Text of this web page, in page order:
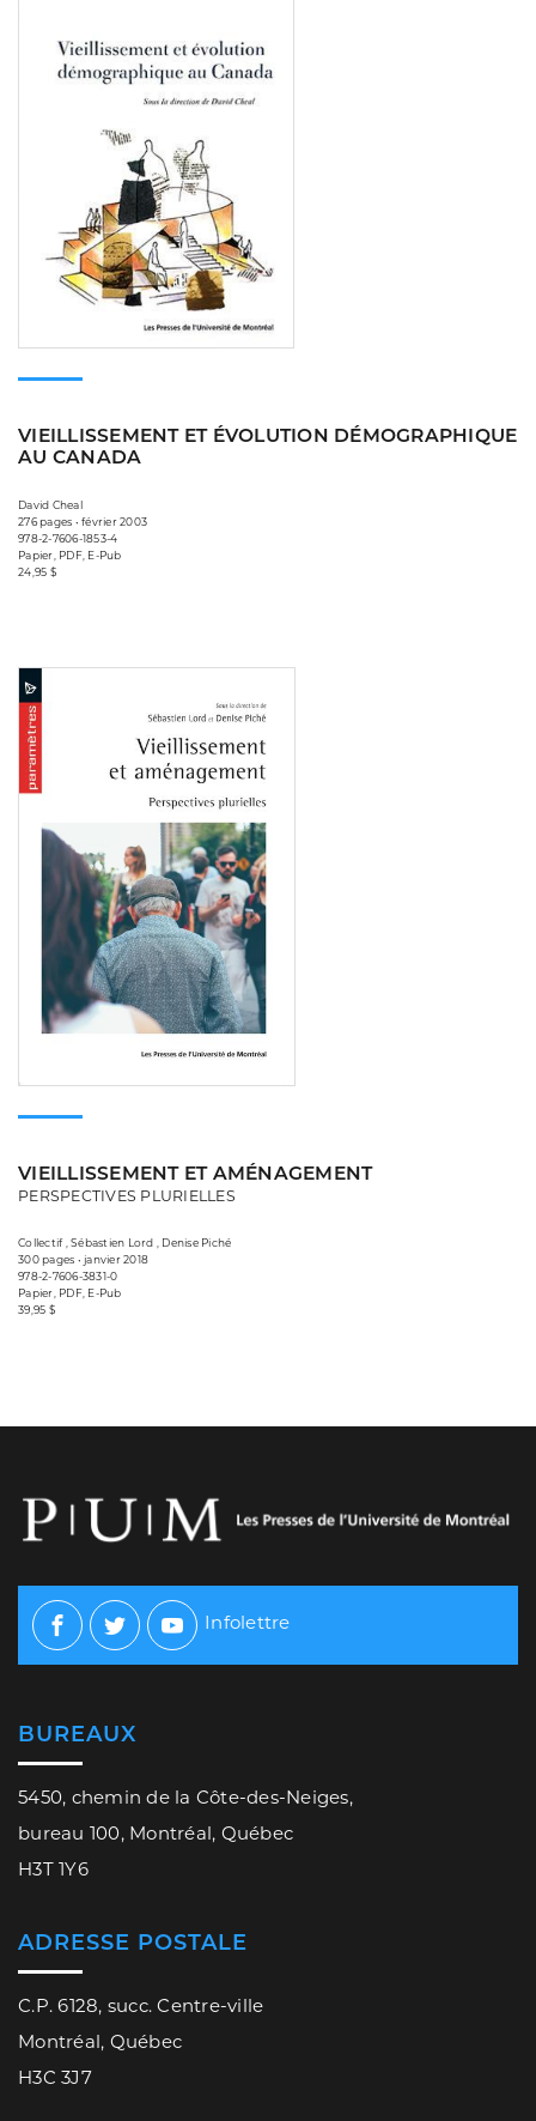
VIEILLISSEMENT ET ÉVOLUTION DÉMOGRAPHIQUE
AU CANADA
David Cheal
276 pages • février 2003
978-2-7606-1853-4
Papier, PDF, E-Pub
24,95 $
VIEILLISSEMENT ET AMÉNAGEMENT
PERSPECTIVES PLURIELLES
Collectif , Sébastien Lord , Denise Piché
300 pages • janvier 2018
978-2-7606-3831-0
Papier, PDF, E-Pub
39,95 $
Facebook
TwitterYoutube
Infolettre
BUREAUX
5450, chemin de la Côte-des-Neiges,
bureau 100, Montréal, Québec
H3T 1Y6
ADRESSE POSTALE
C.P. 6128, succ. Centre-ville
Montréal, Québec
H3C 3J7